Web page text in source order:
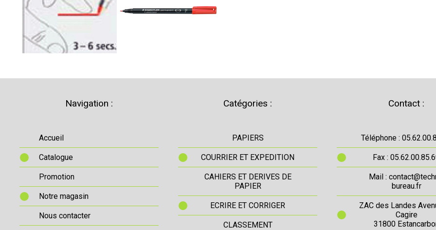
Navigation :
Accueil
Catalogue
Promotion
Notre magasin
Nous contacter
Catégories :
PAPIERS
COURRIER ET EXPEDITION
CAHIERS ET DERIVES DE
PAPIER
ECRIRE ET CORRIGER
CLASSEMENT
Contact :
Téléphone :
Fax :
Mail :
bureau.fr
ZAC des Landes
Cagire
31800